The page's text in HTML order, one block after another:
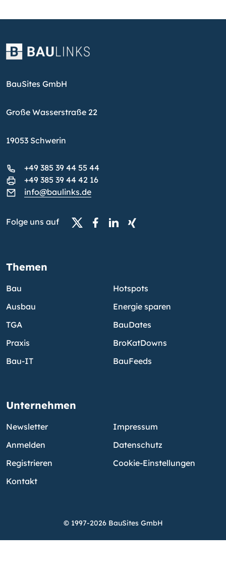
BauSites GmbH
Große Wasserstraße 22
19053 Schwerin
+49 385 39 44 55 44
+49 385 39 44 42 16
info@baulinks.de
Folge uns auf
Themen
Bau
Ausbau
TGA
Praxis
Bau-IT
Hotspots
Energie sparen
BauDates
BroKatDowns
BauFeeds
Unternehmen
Newsletter
Anmelden
Registrieren
Kontakt
Impressum
Datenschutz
Cookie-Einstellungen
© 1997-2026 BauSites GmbH